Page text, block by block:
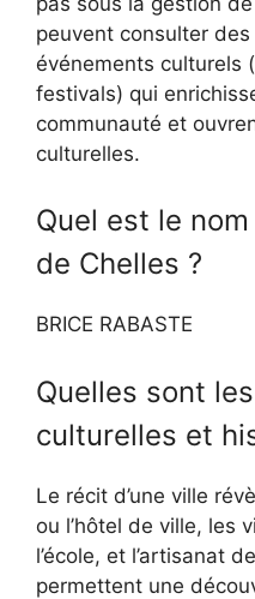
peuvent consulter
événements culturels
festivals) qui
communauté et
culturelles.
Quel est le
de Chelles ?
BRICE RABASTE
Quelles sont
culturelles et
Le récit d’une ville
ou l’hôtel de ville, les
l’école, et l’artisanat
permettent une